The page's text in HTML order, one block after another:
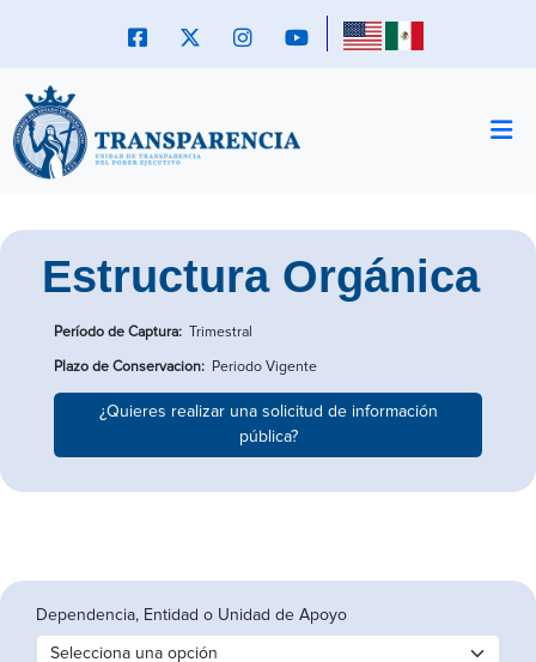
Estructura Orgánica
Período de Captura: Trimestral
Plazo de Conservacion: Periodo Vigente
¿Quieres realizar una solicitud de información
pública?
Dependencia, Entidad o Unidad de Apoyo